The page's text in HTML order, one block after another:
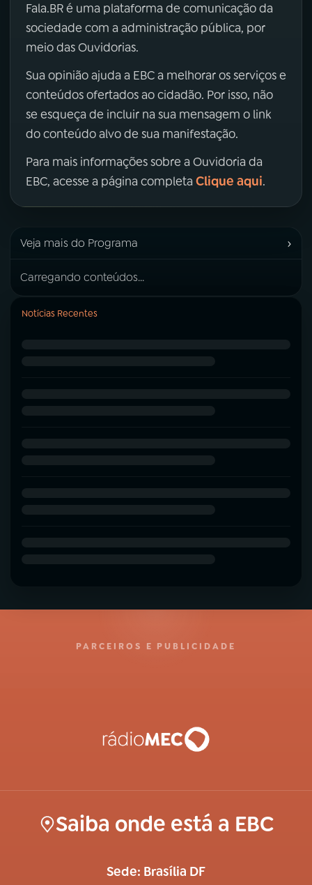
Fala.BR é uma plataforma de comunicação da
sociedade com a administração pública, por
meio das Ouvidorias.
Sua opinião ajuda a EBC a melhorar os serviços e
conteúdos ofertados ao cidadão. Por isso, não
se esqueça de incluir na sua mensagem o link
do conteúdo alvo de sua manifestação.
Para mais informações sobre a Ouvidoria da
EBC, acesse a página completa Clique aqui.
Veja mais do Programa ›
Carregando conteúdos...
Notícias Recentes
PARCEIROS E PUBLICIDADE
Saiba onde está a EBC
Sede: Brasília DF